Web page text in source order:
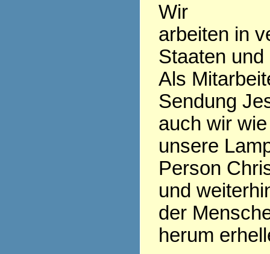
Wir
arbeiten in
Staaten
Als
Sendung
auch wir
unsere
Person
und
der
herum